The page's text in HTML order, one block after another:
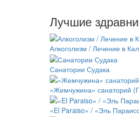
Лучшие
Алкоголизм / Лечение в
Санатории Судака
«Жемчужина» санаторий
«El Paraiso» / «Эль